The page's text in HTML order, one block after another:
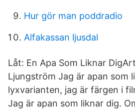
Hur gör man poddradio
Alfakassan ljusdal
Låt: En Apa Som Liknar
Ljungström Jag är apan som
lyxvarianten, jag är färgen i
Jag är apan som liknar dig.